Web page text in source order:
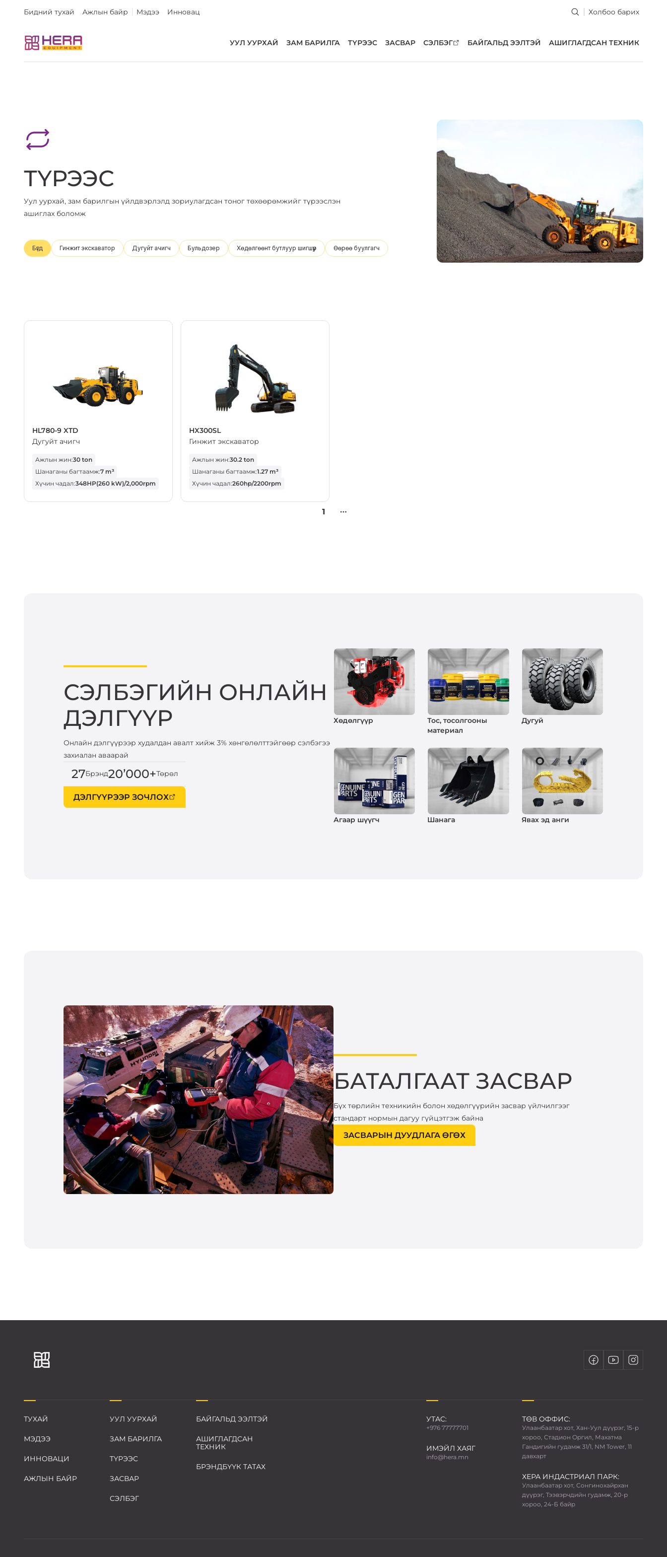
Бидний тухай Ажлын байр Мэдээ Инновац Холбоо барих
УУЛ УУРХАЙ ЗАМ БАРИЛГА ТҮРЭЭС ЗАСВАР СЭЛБЭГ БАЙГАЛЬД ЭЭЛТЭЙ АШИГЛАГДСАН ТЕХНИК
ТҮРЭЭС
Уул уурхай, зам барилгын үйлдвэрлэлд зориулагдсан тоног төхөөрөмжийг түрээслэн
ашиглах боломж
Бүгд Гинжит экскаватор Дугуйт ачигч Бульдозер Хөдөлгөөнт бутлуур шигшүүр Өөрөө буулгагч
HL780-9 XTD
Дугуйт ачигч
Ажлын жин:30 ton
Шанаганы багтаамж:7 m³
Хүчин чадал:348HP(260 kW)/2,000rpm
HX300SL
Гинжит экскаватор
Ажлын жин:30.2 ton
Шанаганы багтаамж:1.27 m³
Хүчин чадал:260hp/2200rpm
1
СЭЛБЭГИЙН ОНЛАЙН
ДЭЛГҮҮР
Онлайн дэлгүүрээр худалдан авалт хийж 3% хөнгөлөлттэйгөөр сэлбэгээ
захиалан аваарай
27Брэнд20’000+Төрөл
ДЭЛГҮҮРЭЭР ЗОЧЛОХ
Хөдөлгүүр
Тос, тосолгооны
материал
Дугуй
Агаар шүүгч Шанага Явах эд анги
БАТАЛГААТ ЗАСВАР
Бүх төрлийн техникийн болон хөдөлгүүрийн засвар үйлчилгээг
стандарт нормын дагуу гүйцэтгэж байна
ЗАСВАРЫН ДУУДЛАГА ӨГӨХ
ТУХАЙ
МЭДЭЭ
ИННОВАЦИ
АЖЛЫН БАЙР
УУЛ УУРХАЙ
ЗАМ БАРИЛГА
ТҮРЭЭС
ЗАСВАР
СЭЛБЭГ
БАЙГАЛЬД ЭЭЛТЭЙ
АШИГЛАГДСАН
ТЕХНИК
БРЭНДБҮҮК ТАТАХ
УТАС:
+976 77777701
ИМЭЙЛ ХАЯГ
info@hera.mn
ТӨВ ОФФИС:
Улаанбаатар хот, Хан-Уул дүүрэг, 15-р
хороо, Стадион Оргил, Махатма
Гандигийн гудамж 31/1, NM Tower, 11
давхарт
ХЕРА ИНДАСТРИАЛ ПАРК:
Улаанбаатар хот, Сонгинохайрхан
дүүрэг, Тээвэрчдийн гудамж, 20-р
хороо, 24-Б байр